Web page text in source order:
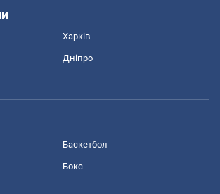
Харків
Дніпро
Баскетбол
Бокс